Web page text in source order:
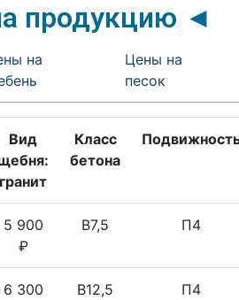
продукцию ◄
на
Цены на
песок
Вид
гранит
Класс
бетона
5 900
₽
B7,5 П4
6 300
B12,5 П4